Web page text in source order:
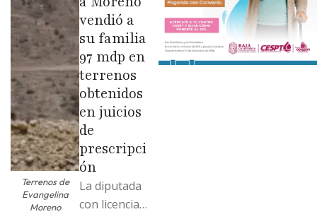
Terrenos de
Evangelina
Moreno
vendió a
su familia
97 mdp en
terrenos
obtenidos
en juicios
de
prescripci
ón
La diputada
con licencia